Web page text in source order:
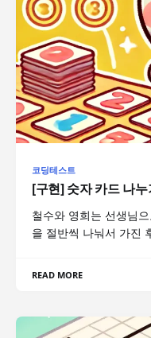
코딩테스트
[구현] 숫자 카드 나누
철수와 영희는 선생님
을 절반씩 나눠서 가진
READ MORE